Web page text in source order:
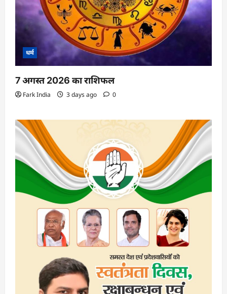
धर्म
7 अगस्त 2026 का राशिफल
Fark India 3 days ago 0